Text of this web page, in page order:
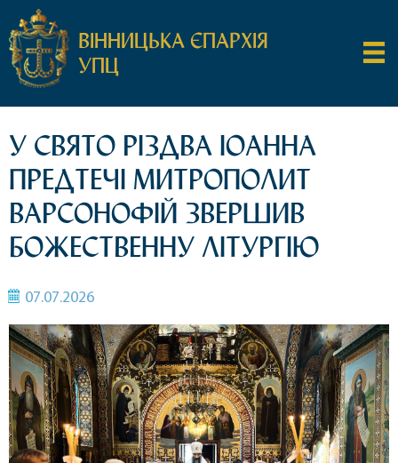
ВІННИЦЬКА ЄПАРХІЯ
УПЦ
У СВЯТО РІЗДВА ІОАННА
ПРЕДТЕЧІ МИТРОПОЛИТ
ВАРСОНОФІЙ ЗВЕРШИВ
БОЖЕСТВЕННУ ЛІТУРГІЮ
07.07.2026